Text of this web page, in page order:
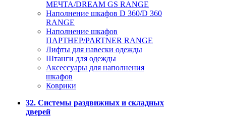
МЕЧТА/DREAM GS RANGE
Наполнение шкафов D 360/D 360
RANGE
Наполнение шкафов
ПАРТНЕР/PARTNER RANGE
Лифты для навески одежды
Штанги для одежды
Аксессуары для наполнения
шкафов
Коврики
32. Системы раздвижных и складных
дверей